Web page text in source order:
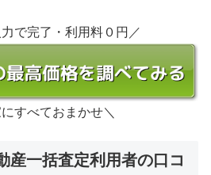
で完了・利用料０円／
すべておまかせ＼
産一括査定利用者の口コ